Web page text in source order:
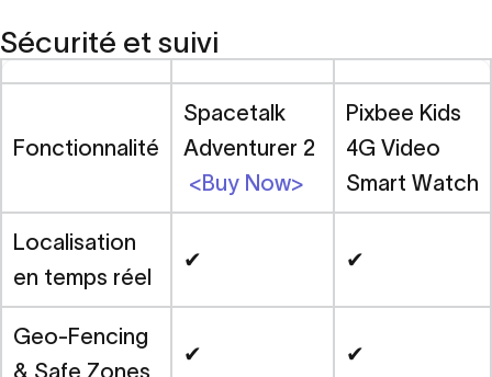
Sécurité et suivi
Fonctionnalité
Spacetalk
Adventurer 2
<Buy Now>
Pixbee Kids
4G Video
Smart Watch
Localisation
en temps réel
✔ ✔
Geo-Fencing
& Safe Zones
✔ ✔